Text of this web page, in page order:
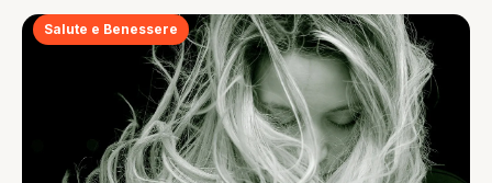
Salute e Benessere